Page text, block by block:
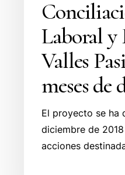
Laboral y
Valles
meses de
El proyecto se ha
diciembre de
acciones